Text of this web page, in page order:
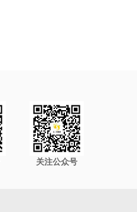
关注公众号